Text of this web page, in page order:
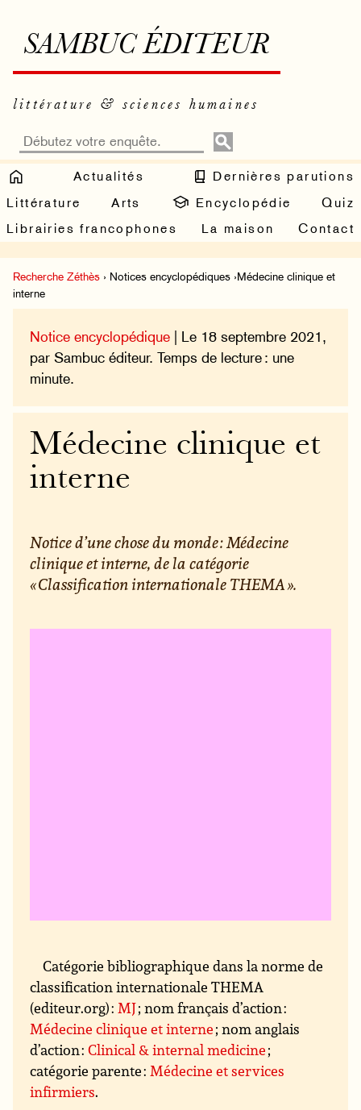
SAMBUC ÉDITEUR
littérature & sciences humaines
Actualités
Dernières parutions
Littérature
Arts Encyclopédie
Quiz
Librairies francophones
La maison Contact
Recherche Zéthès › Notices encyclopédiques ›Médecine clinique et
interne
Notice encyclopédique | Le 18 septembre 2021,
par Sambuc éditeur. Temps de lecture : une
minute.
Médecine clinique et
interne
Notice d’une chose du monde : Médecine
clinique et interne, de la catégorie
« Classification internationale THEMA ».
Catégorie bibliographique dans la norme de
classification internationale THEMA
(editeur.org) :MJ; nom français d’action :
Médecine clinique et interne; nom anglais
d’action :Clinical & internal medicine;
catégorie parente :Médecine et services
infirmiers.